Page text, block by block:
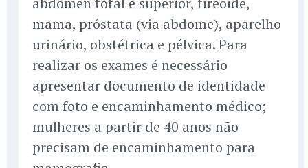
mama, próstata (via abdome), aparelho
urinário, obstétrica e pélvica. Para
realizar os exames é necessário
apresentar documento de identidade
com foto e encaminhamento médico;
mulheres a partir de 40 anos não
precisam de encaminhamento para